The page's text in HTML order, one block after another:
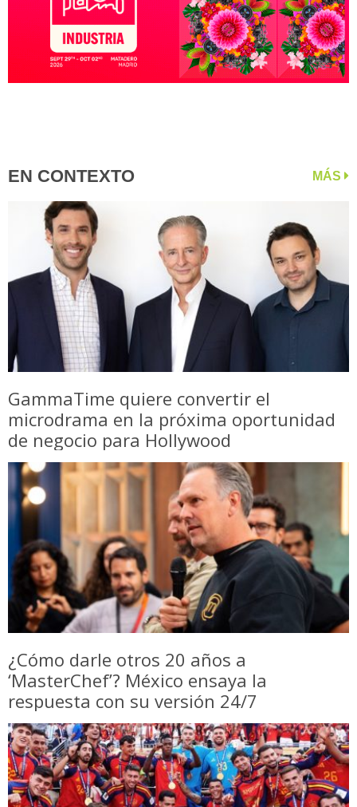
EN CONTEXTO MÁS
GammaTime quiere convertir el
microdrama en la próxima oportunidad
de negocio para Hollywood
¿Cómo darle otros 20 años a
‘MasterChef’? México ensaya la
respuesta con su versión 24/7